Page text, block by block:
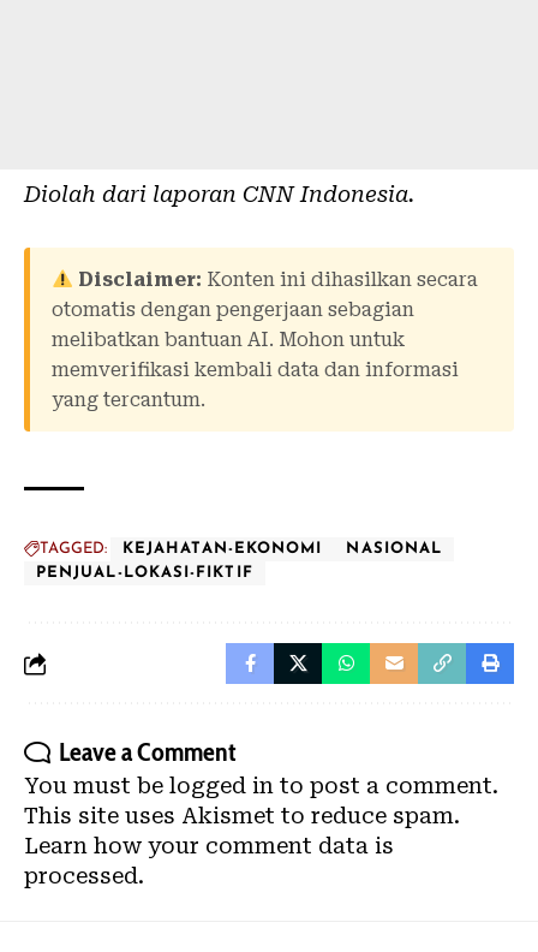
Diolah dari laporan CNN Indonesia.
Disclaimer: Konten ini dihasilkan secara
otomatis dengan pengerjaan sebagian
melibatkan bantuan AI. Mohon untuk
memverifikasi kembali data dan informasi
yang tercantum.
TAGGED: KEJAHATAN-EKONOMI
NASIONAL
PENJUAL-LOKASI-FIKTIF
Leave a Comment
You must be logged in to post a comment.
This site uses Akismet to reduce spam.
Learn how your comment data is
processed.